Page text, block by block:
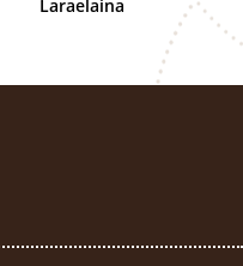
Laraelaina